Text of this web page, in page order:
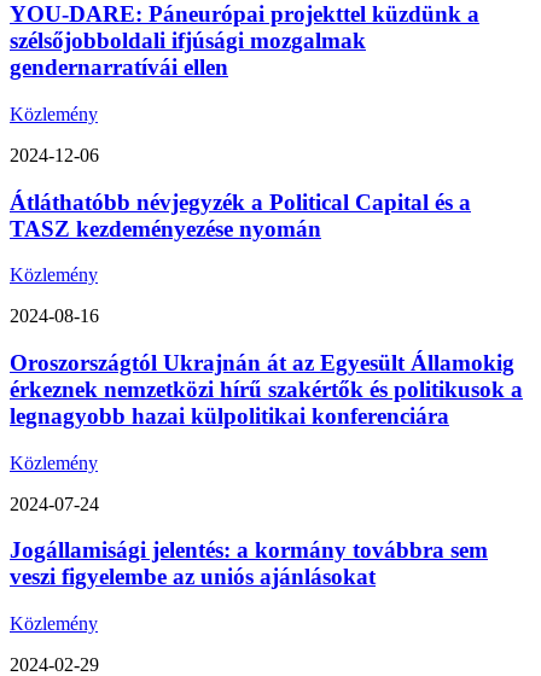
YOU-DARE: Páneurópai projekttel küzdünk a
szélsőjobboldali ifjúsági mozgalmak
gendernarratívái ellen
Közlemény
2024-12-06
Átláthatóbb névjegyzék a Political Capital és a
TASZ kezdeményezése nyomán
Közlemény
2024-08-16
Oroszországtól Ukrajnán át az Egyesült Államokig
érkeznek nemzetközi hírű szakértők és politikusok a
legnagyobb hazai külpolitikai konferenciára
Közlemény
2024-07-24
Jogállamisági jelentés: a kormány továbbra sem
veszi figyelembe az uniós ajánlásokat
Közlemény
2024-02-29